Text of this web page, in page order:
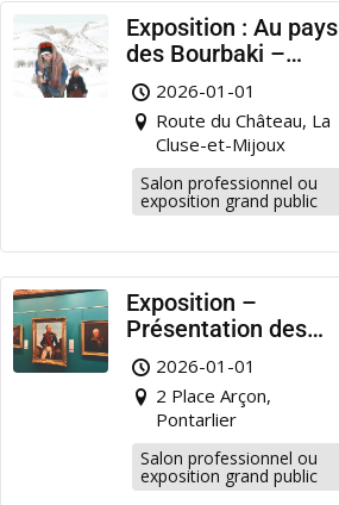
Exposition : Au pays
des Bourbaki –
Musée Municipal
Pontarlier
2026-01-01
Route du Château, La
Cluse-et-Mijoux
Salon professionnel ou
exposition grand public
Exposition –
Présentation des
portraits de militaire
restaurés à
Pontarlier
2026-01-01
2 Place Arçon,
Pontarlier
Salon professionnel ou
exposition grand public